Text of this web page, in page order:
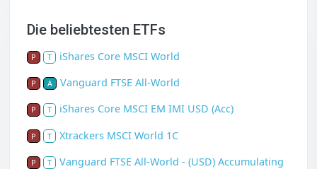
Die beliebtesten ETFs
P T iShares Core MSCI World
P A Vanguard FTSE All-World
P T iShares Core MSCI EM IMI USD (Acc)
P T Xtrackers MSCI World 1C
P T Vanguard FTSE All-World - (USD) Accumulating